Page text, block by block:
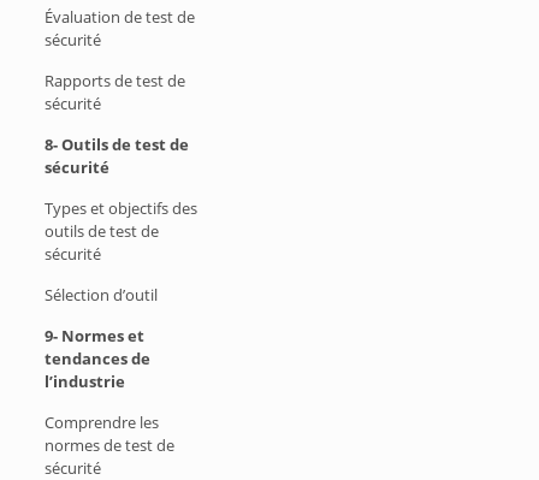
Évaluation de test de
sécurité
Rapports de test de
sécurité
8- Outils de test de
sécurité
Types et objectifs des
outils de test de
sécurité
Sélection d’outil
9- Normes et
tendances de
l’industrie
Comprendre les
normes de test de
sécurité